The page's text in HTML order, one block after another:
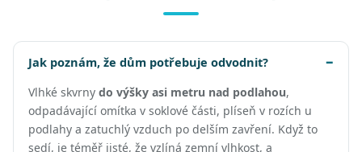
Jak poznám, že dům potřebuje odvodnit?
Vlhké skvrny do výšky asi metru nad podlahou,
odpadávající omítka v soklové části, plíseň v rozích u
podlahy a zatuchlý vzduch po delším zavření. Když to
sedí, je téměř jisté, že vzlíná zemní vlhkost, a